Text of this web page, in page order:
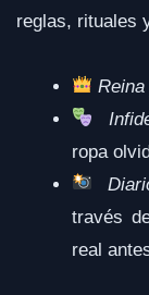
reglas, rituales
ropa
través
real